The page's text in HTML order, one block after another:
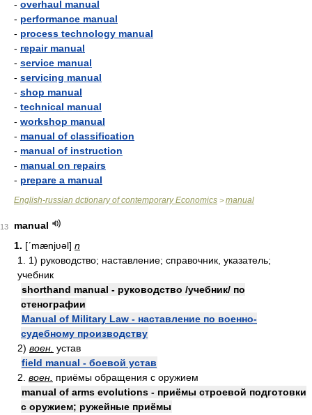
- overhaul manual
- performance manual
- process technology manual
- repair manual
- service manual
- servicing manual
- shop manual
- technical manual
- workshop manual
- manual of classification
- manual of instruction
- manual on repairs
- prepare a manual
English-russian dctionary of contemporary Economics > manual
13
manual
1. [ʹmænjʋəl] n
1. 1) руководство; наставление; справочник, указатель;
учебник
shorthand manual - руководство /учебник/ по
стенографии
Manual of Military Law - наставление по военно-
судебному производству
2) воен. устав
field manual - боевой устав
2. воен. приёмы обращения с оружием
manual of arms evolutions - приёмы строевой подготовки
с оружием; ружейные приёмы